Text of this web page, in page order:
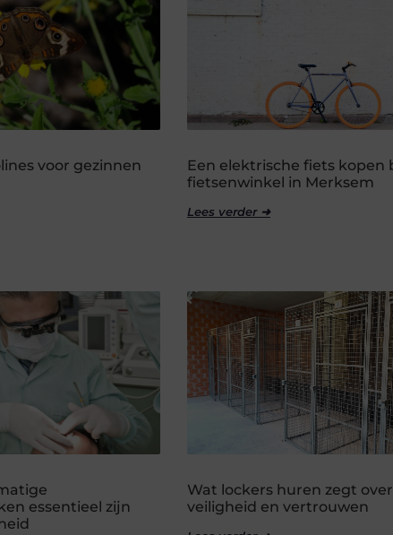
voor gezinnen
Een elektrische fiets kopen
fietsenwinkel in Merksem
Lees verder ➜
essentieel zijn
Wat lockers huren zegt over
veiligheid en vertrouwen